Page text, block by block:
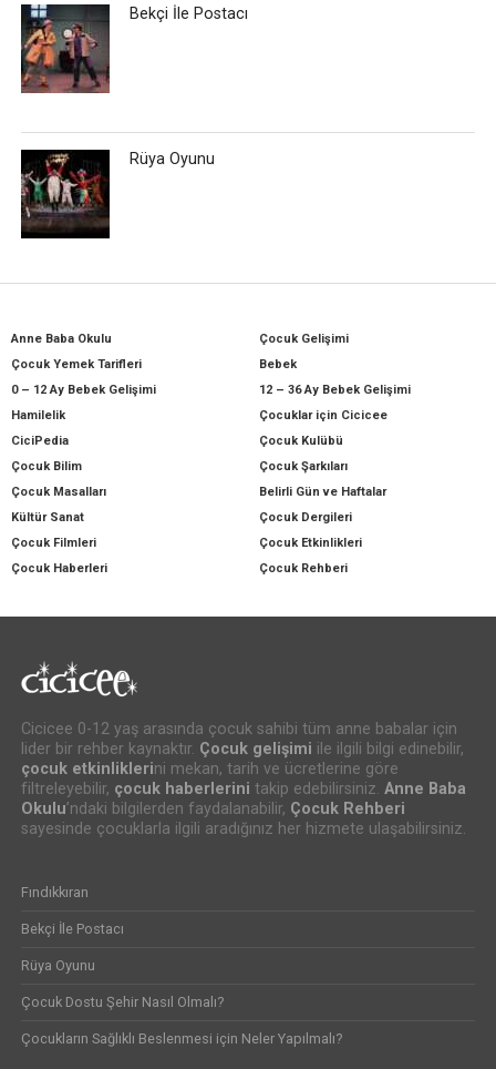
Bekçi İle Postacı
Rüya Oyunu
Anne Baba Okulu
Çocuk Gelişimi
Çocuk Yemek Tarifleri
Bebek
0 – 12 Ay Bebek Gelişimi
12 – 36 Ay Bebek Gelişimi
Hamilelik
Çocuklar için Cicicee
CiciPedia
Çocuk Kulübü
Çocuk Bilim
Çocuk Şarkıları
Çocuk Masalları
Belirli Gün ve Haftalar
Kültür Sanat
Çocuk Dergileri
Çocuk Filmleri
Çocuk Etkinlikleri
Çocuk Haberleri
Çocuk Rehberi
Cicicee 0-12 yaş arasında çocuk sahibi tüm anne babalar için
lider bir rehber kaynaktır. Çocuk gelişimi ile ilgili bilgi edinebilir,
çocuk etkinliklerini mekan, tarih ve ücretlerine göre
filtreleyebilir, çocuk haberlerini takip edebilirsiniz. Anne Baba
Okulu’ndaki bilgilerden faydalanabilir, Çocuk Rehberi
sayesinde çocuklarla ilgili aradığınız her hizmete ulaşabilirsiniz.
Fındıkkıran
Bekçi İle Postacı
Rüya Oyunu
Çocuk Dostu Şehir Nasıl Olmalı?
Çocukların Sağlıklı Beslenmesi için Neler Yapılmalı?